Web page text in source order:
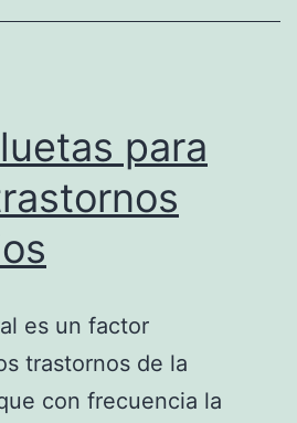
su
para
es un factor
trastornos de la
con frecuencia la